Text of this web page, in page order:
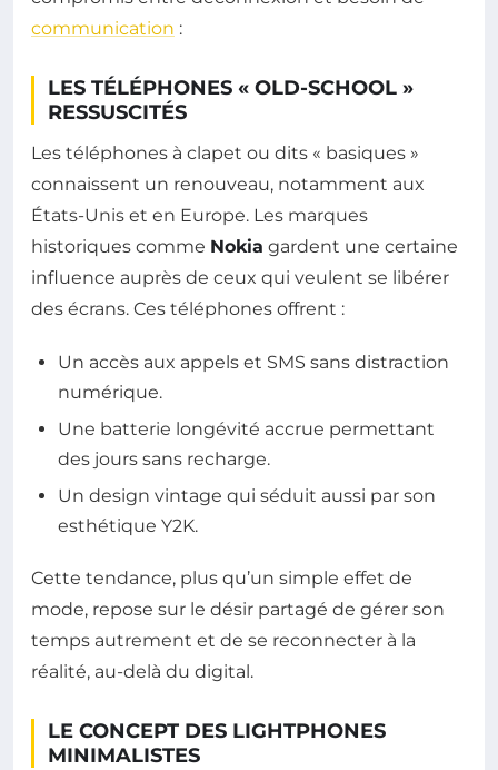
communication :
LES TÉLÉPHONES « OLD-SCHOOL »
RESSUSCITÉS
Les téléphones à clapet ou dits « basiques »
connaissent un renouveau, notamment aux
États-Unis et en Europe. Les marques
historiques comme Nokia gardent une certaine
influence auprès de ceux qui veulent se libérer
des écrans. Ces téléphones offrent :
Un accès aux appels et SMS sans distraction
numérique.
Une batterie longévité accrue permettant
des jours sans recharge.
Un design vintage qui séduit aussi par son
esthétique Y2K.
Cette tendance, plus qu’un simple effet de
mode, repose sur le désir partagé de gérer son
temps autrement et de se reconnecter à la
réalité, au-delà du digital.
LE CONCEPT DES LIGHTPHONES
MINIMALISTES